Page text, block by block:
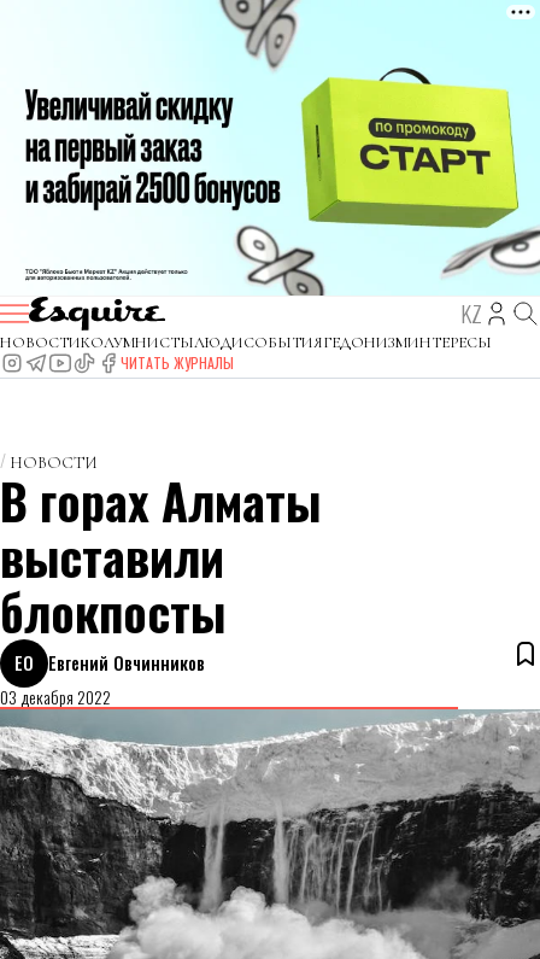
KZ
НОВОСТИКОЛУМНИСТЫЛЮДИСОБЫТИЯГЕДОНИЗМИНТЕРЕСЫ
ЧИТАТЬ ЖУРНАЛЫ
НОВОСТИ
В горах Алматы
выставили
блокпосты
ЕО
Евгений Овчинников
03 декабря 2022